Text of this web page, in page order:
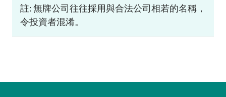
註: 無牌公司往往採用與合法公司相若的名稱，
令投資者混淆。